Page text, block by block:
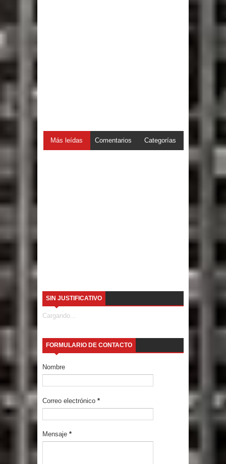
Más leídas Comentarios Categorías
SIN JUSTIFICATIVO
Cargando...
FORMULARIO DE CONTACTO
Nombre
Correo electrónico *
Mensaje *